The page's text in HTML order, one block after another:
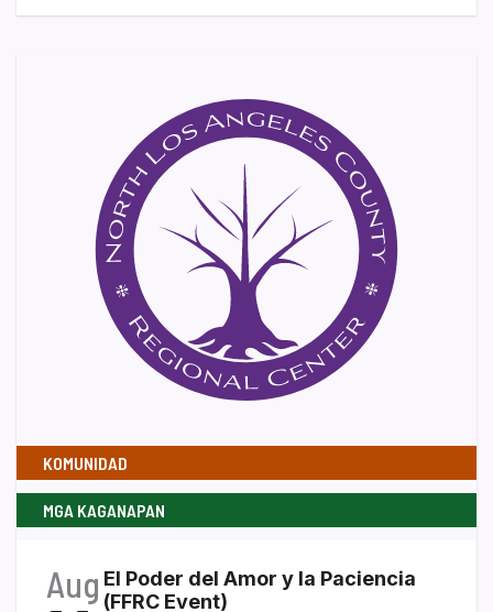
KOMUNIDAD
MGA KAGANAPAN
Aug El Poder del Amor y la Paciencia
(FFRC Event)